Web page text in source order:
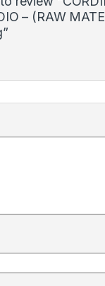
– (RAW